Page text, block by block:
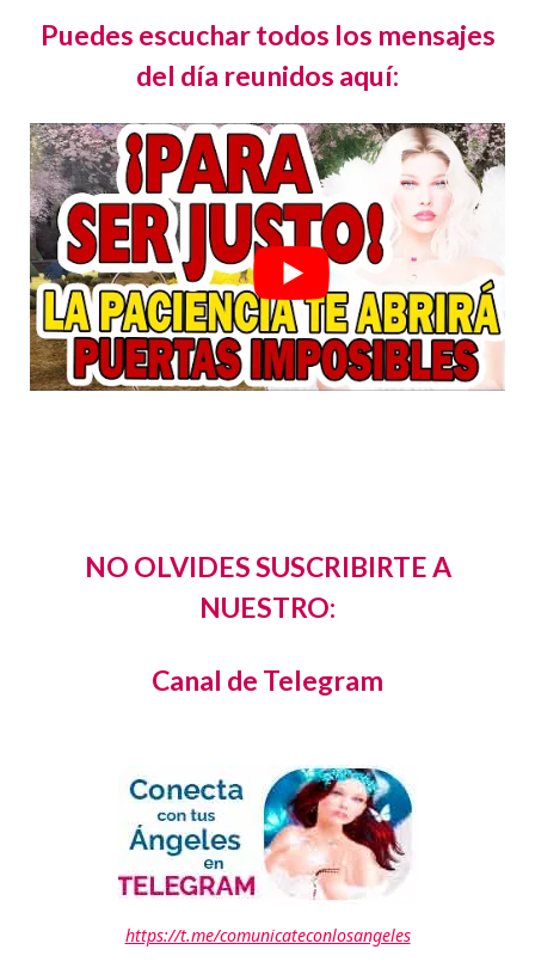
Puedes escuchar todos los mensajes
del día reunidos aquí:
NO OLVIDES SUSCRIBIRTE A
NUESTRO:
Canal de Telegram
https://t.me/comunicateconlosangeles